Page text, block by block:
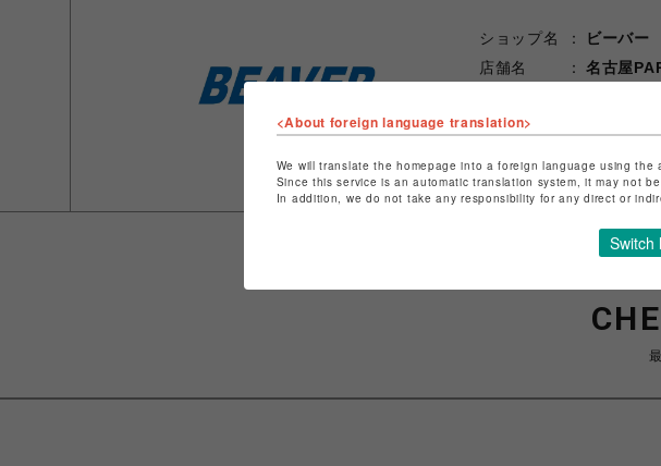
ショップ名
ビーバー
店舗名
名古屋
ショップお問い合わせは
<About foreign language translation>
We will translate the homepage into a foreign language using the
Since this service is an automatic translation system, it may not
In addition, we do not take any responsibility for any direct or
Switch